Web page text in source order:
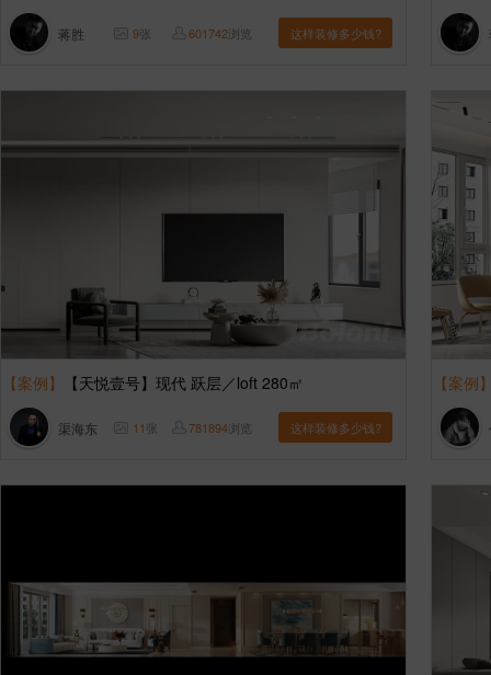
蒋胜 9张 601742浏览 这样装修多少钱?
【案例】 【天悦壹号】现代 跃层／loft 280㎡
渠海东 11张 781894浏览 这样装修多少钱?
【案例